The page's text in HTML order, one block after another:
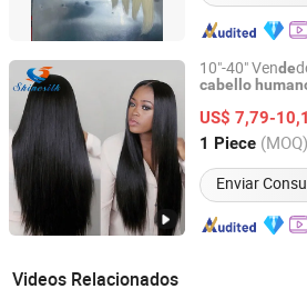
10"-40" Vende
cabello
tejidode
US$ 7,79-
1 Piece (MOQ)
Enviar
Xuchang Kyra Products Co., Ltd.
Henan, China Desde
Videos Relacionados